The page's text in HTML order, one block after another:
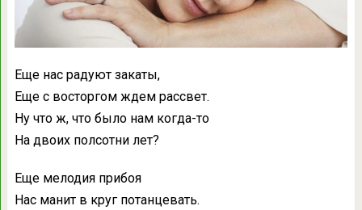
Еще нас радуют закаты,
Еще с восторгом ждем рассвет.
Ну что ж, что было нам когда-то
На двоих полсотни лет?
Еще мелодия прибоя
Нас манит в круг потанцевать.